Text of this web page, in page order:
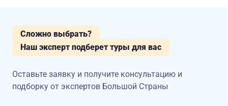
Сложно выбрать?
Наш эксперт подберет туры для вас
Оставьте заявку и получите консультацию и
подборку от экспертов Большой Страны